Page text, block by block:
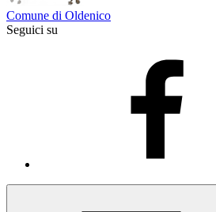
Comune di Oldenico
Seguici su